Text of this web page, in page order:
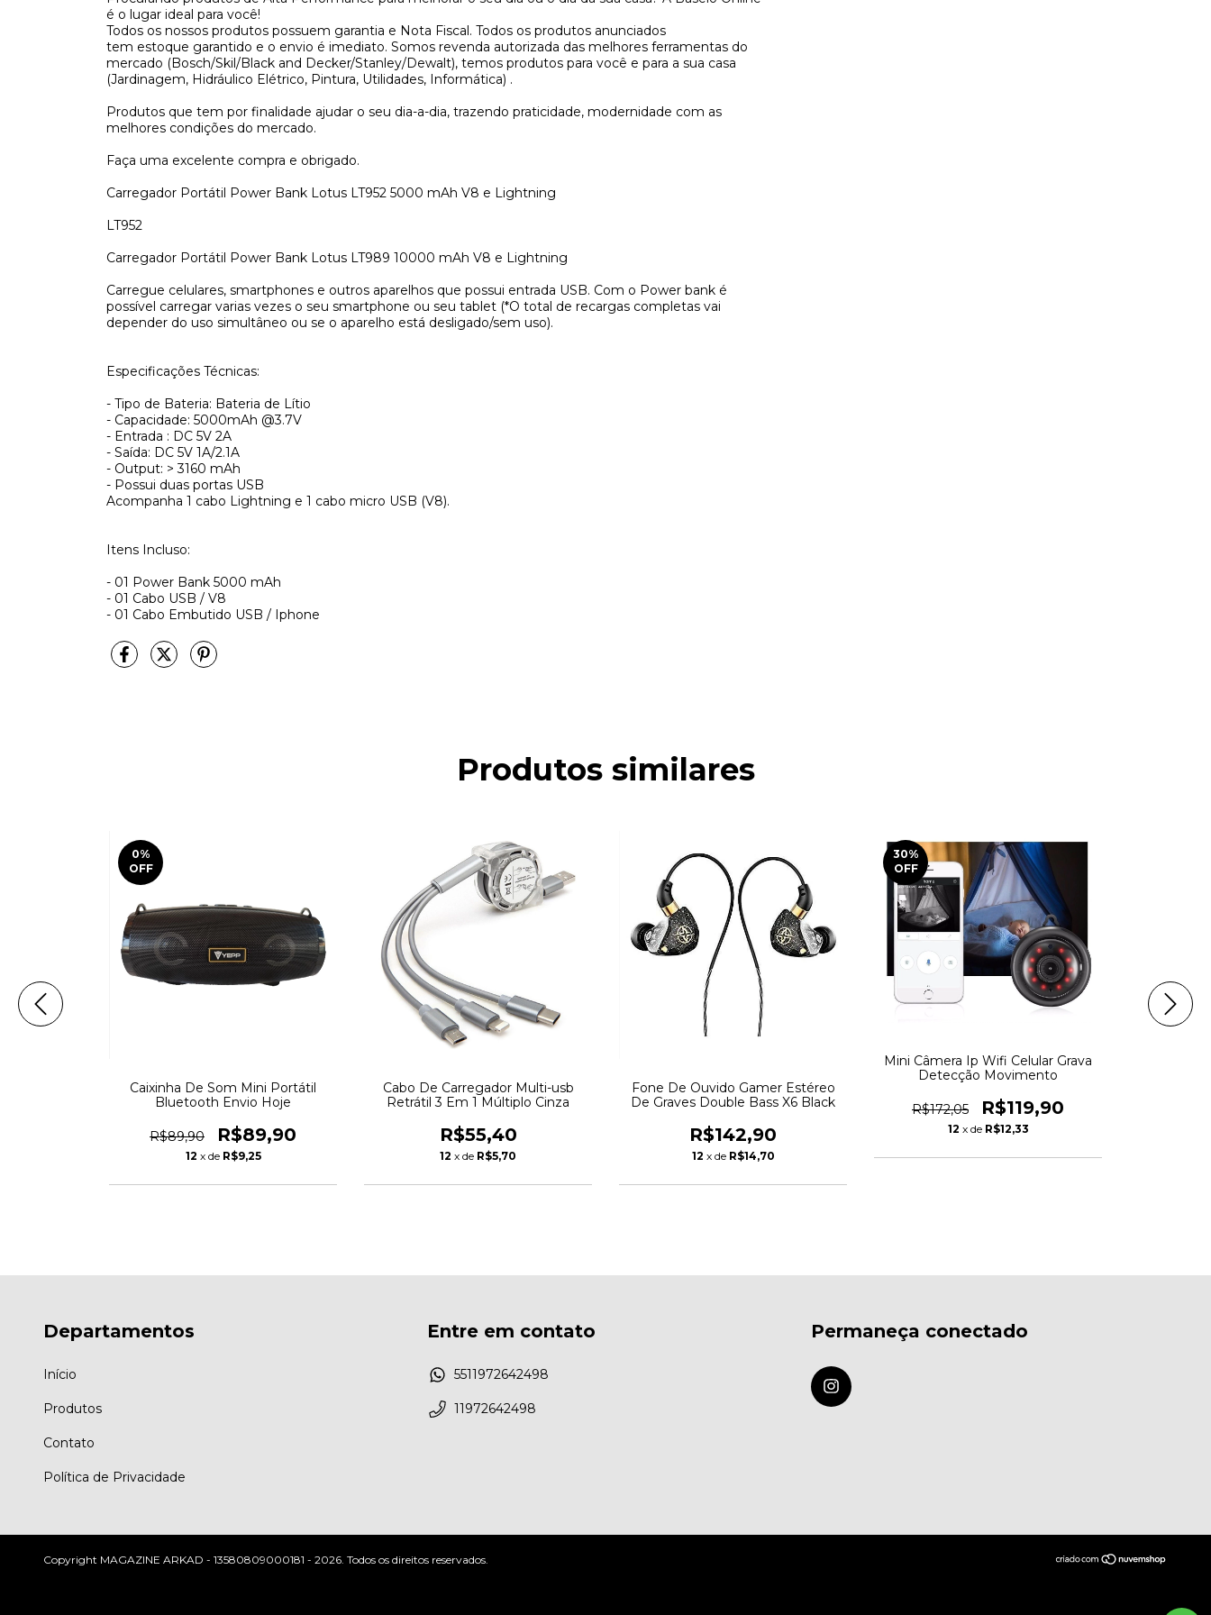
é o lugar ideal para você!
Todos os nossos produtos possuem garantia e Nota Fiscal. Todos os produtos anunciados
tem estoque garantido e o envio é imediato. Somos revenda autorizada das melhores ferramentas do
mercado (Bosch/Skil/Black and Decker/Stanley/Dewalt), temos produtos para você e para a sua casa
(Jardinagem, Hidráulico Elétrico, Pintura, Utilidades, Informática) .
Produtos que tem por finalidade ajudar o seu dia-a-dia, trazendo praticidade, modernidade com as
melhores condições do mercado.
Faça uma excelente compra e obrigado.
Carregador Portátil Power Bank Lotus LT952 5000 mAh V8 e Lightning
LT952
Carregador Portátil Power Bank Lotus LT989 10000 mAh V8 e Lightning
Carregue celulares, smartphones e outros aparelhos que possui entrada USB. Com o Power bank é
possível carregar varias vezes o seu smartphone ou seu tablet (*O total de recargas completas vai
depender do uso simultâneo ou se o aparelho está desligado/sem uso).
Especificações Técnicas:
- Tipo de Bateria: Bateria de Lítio
- Capacidade: 5000mAh @3.7V
- Entrada : DC 5V 2A
- Saída: DC 5V 1A/2.1A
- Output: > 3160 mAh
- Possui duas portas USB
Acompanha 1 cabo Lightning e 1 cabo micro USB (V8).
Itens Incluso:
- 01 Power Bank 5000 mAh
- 01 Cabo USB / V8
- 01 Cabo Embutido USB / Iphone
Produtos similares
0%
OFF
Caixinha De Som Mini Portátil
Bluetooth Envio Hoje
R$89,90 R$89,90
12 x de R$9,25
Cabo De Carregador Multi-usb
Retrátil 3 Em 1 Múltiplo Cinza
R$55,40
12 x de R$5,70
Fone De Ouvido Gamer Estéreo
De Graves Double Bass X6 Black
R$142,90
12 x de R$14,70
30%
OFF
Mini Câmera Ip Wifi Celular Grava
Detecção Movimento
R$172,05 R$119,90
12 x de R$12,33
Departamentos
Início
Produtos
Contato
Política de Privacidade
Entre em contato
5511972642498
11972642498
Permaneça conectado
Copyright MAGAZINE ARKAD - 13580809000181 - 2026. Todos os direitos reservados.